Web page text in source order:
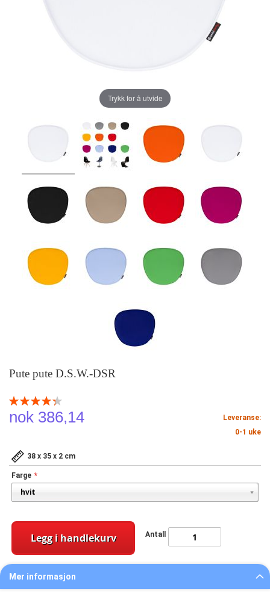
Pute pute D.S.W.-DSR
Rating:
% of 100
nok 386,14
Leveranse:
0-1 uke
38 x 35 x 2 cm
Farge
Antall
Legg i handlekurv
Trykk for å utvide
Mer informasjon